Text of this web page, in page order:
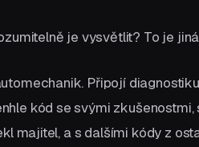
je vysvětlit? To je
Připojí
kód se svými
majitel, a s dalšími kódy z